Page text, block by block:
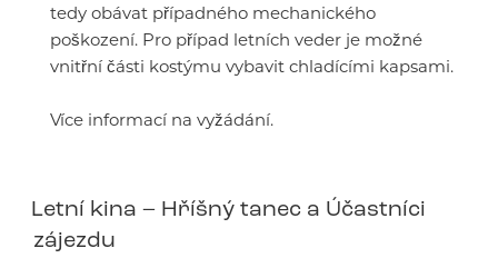
tedy obávat případného mechanického
poškození. Pro případ letních veder je možné
vnitřní části kostýmu vybavit chladícími kapsami.
Více informací na vyžádání.
Letní kina – Hříšný tanec a Účastníci
zájezdu